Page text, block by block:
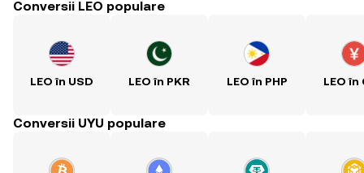
Conversii LEO populare
LEO în USD LEO în PKR LEO în PHP LEO în
Conversii UYU populare